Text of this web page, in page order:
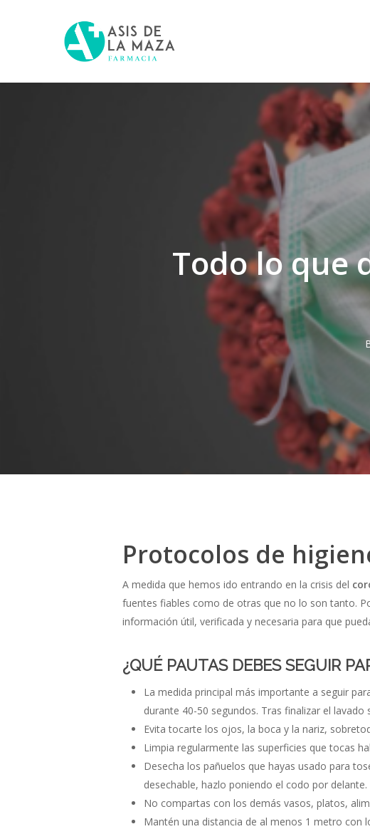
Todo lo que
Protocolos de
A medida que hemos ido entrando en la crisis del
fuentes fiables como de otras que no lo son tanto.
información útil, verificada y necesaria para que
¿QUÉ PAUTAS DEBES SEGUIR
La medida principal más importante a seguir
durante 40-50 segundos. Tras finalizar el
Evita tocarte los ojos, la boca y la nariz,
Limpia regularmente las superficies que tocas
Desecha los pañuelos que hayas usado para
desechable, hazlo poniendo el codo por delante.
No compartas con los demás vasos, platos,
Mantén una distancia de al menos 1 metro con